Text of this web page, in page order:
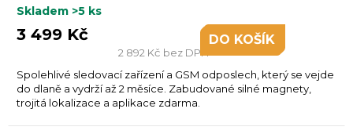
Skladem >5 ks
2 892 Kč bez DPH
3 499 Kč DO KOŠÍKU
Spolehlivé sledovací zařízení a GSM odposlech, který se vejde
do dlaně a vydrží až 2 měsíce. Zabudované silné magnety,
trojitá lokalizace a aplikace zdarma.